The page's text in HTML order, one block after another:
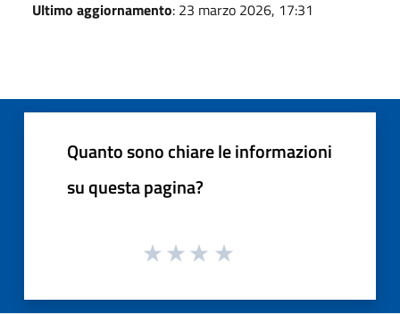
Ultimo aggiornamento: 23 marzo 2026, 17:31
Quanto sono chiare le informazioni
su questa pagina?